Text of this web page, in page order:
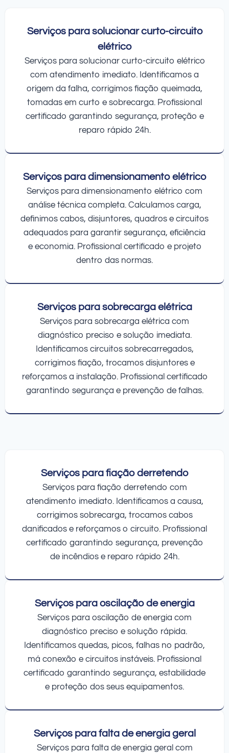
Serviços para solucionar curto-circuito
elétrico
Serviços para solucionar curto-circuito elétrico
com atendimento imediato. Identificamos a
origem da falha, corrigimos fiação queimada,
tomadas em curto e sobrecarga. Profissional
certificado garantindo segurança, proteção e
reparo rápido 24h.
Serviços para dimensionamento elétrico
Serviços para dimensionamento elétrico com
análise técnica completa. Calculamos carga,
definimos cabos, disjuntores, quadros e circuitos
adequados para garantir segurança, eficiência
e economia. Profissional certificado e projeto
dentro das normas.
Serviços para sobrecarga elétrica
Serviços para sobrecarga elétrica com
diagnóstico preciso e solução imediata.
Identificamos circuitos sobrecarregados,
corrigimos fiação, trocamos disjuntores e
reforçamos a instalação. Profissional certificado
garantindo segurança e prevenção de falhas.
Serviços para fiação derretendo
Serviços para fiação derretendo com
atendimento imediato. Identificamos a causa,
corrigimos sobrecarga, trocamos cabos
danificados e reforçamos o circuito. Profissional
certificado garantindo segurança, prevenção
de incêndios e reparo rápido 24h.
Serviços para oscilação de energia
Serviços para oscilação de energia com
diagnóstico preciso e solução rápida.
Identificamos quedas, picos, falhas no padrão,
má conexão e circuitos instáveis. Profissional
certificado garantindo segurança, estabilidade
e proteção dos seus equipamentos.
Serviços para falta de energia geral
Serviços para falta de energia geral com